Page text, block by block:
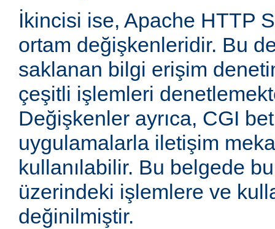
İkincisi ise, Apache HTTP
ortam değişkenleridir. Bu
saklanan bilgi erişim
çeşitli işlemleri
Değişkenler ayrıca, CGI
uygulamalarla iletişim
kullanılabilir. Bu belgede
üzerindeki işlemlere ve
değinilmiştir.